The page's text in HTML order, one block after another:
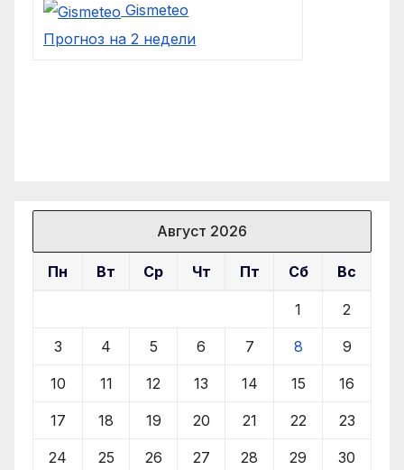
Gismeteo
Прогноз на 2 недели
Август 2026
Пн Вт Ср Чт Пт Сб Вс
1 2
3 4 5 6 7 8 9
10 11 12 13 14 15 16
17 18 19 20 21 22 23
24 25 26 27 28 29 30